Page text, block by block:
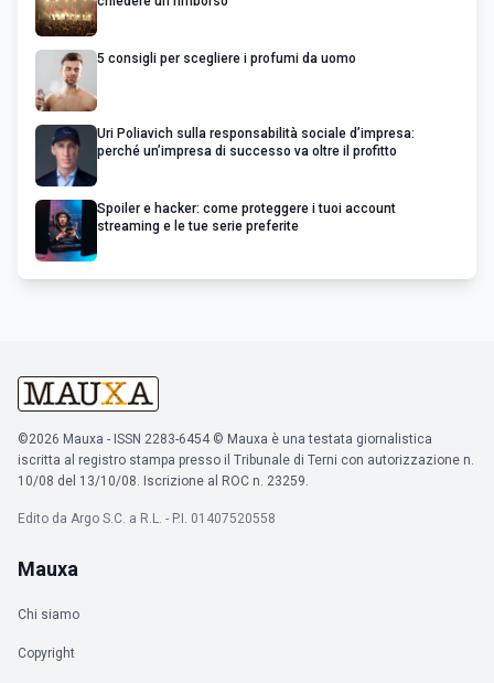
5 consigli per scegliere i profumi da uomo
Uri Poliavich sulla responsabilità sociale d’impresa:
perché un’impresa di successo va oltre il profitto
Spoiler e hacker: come proteggere i tuoi account
streaming e le tue serie preferite
©2026 Mauxa - ISSN 2283-6454 © Mauxa è una testata giornalistica
iscritta al registro stampa presso il Tribunale di Terni con autorizzazione n.
10/08 del 13/10/08. Iscrizione al ROC n. 23259.
Edito da Argo S.C. a R.L. - P.I. 01407520558
Mauxa
Chi siamo
Copyright